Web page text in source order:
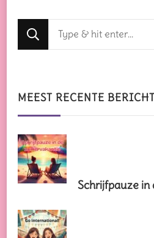
Op
zoek
iets?
MEEST RECENTE
Schrijfpauze